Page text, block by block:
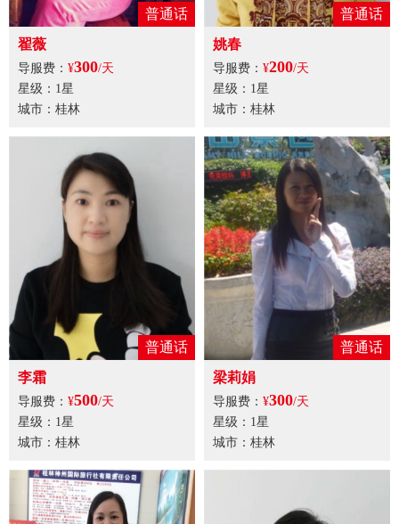
普通话
翟薇
导服费： ¥300/天
星级：1星
城市：桂林
普通话
姚春
导服费： ¥200/天
星级：1星
城市：桂林
普通话
李霜
导服费： ¥500/天
星级：1星
城市：桂林
普通话
梁莉娟
导服费： ¥300/天
星级：1星
城市：桂林